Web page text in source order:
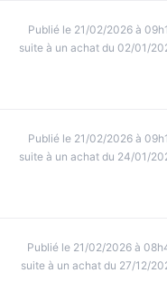
Publié le 21/02/2026 à
suite à un achat du 02/01/
Publié le 21/02/2026 à
suite à un achat du 24/01/
Publié le 21/02/2026 à
suite à un achat du 27/12/